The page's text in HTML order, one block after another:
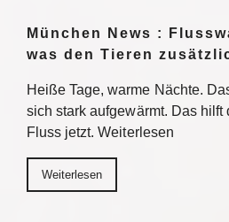
München News :
was den Tieren
Heiße Tage, warme Nächte.
sich stark aufgewärmt. Das hilft
Fluss jetzt. Weiterlesen
Weiterlesen